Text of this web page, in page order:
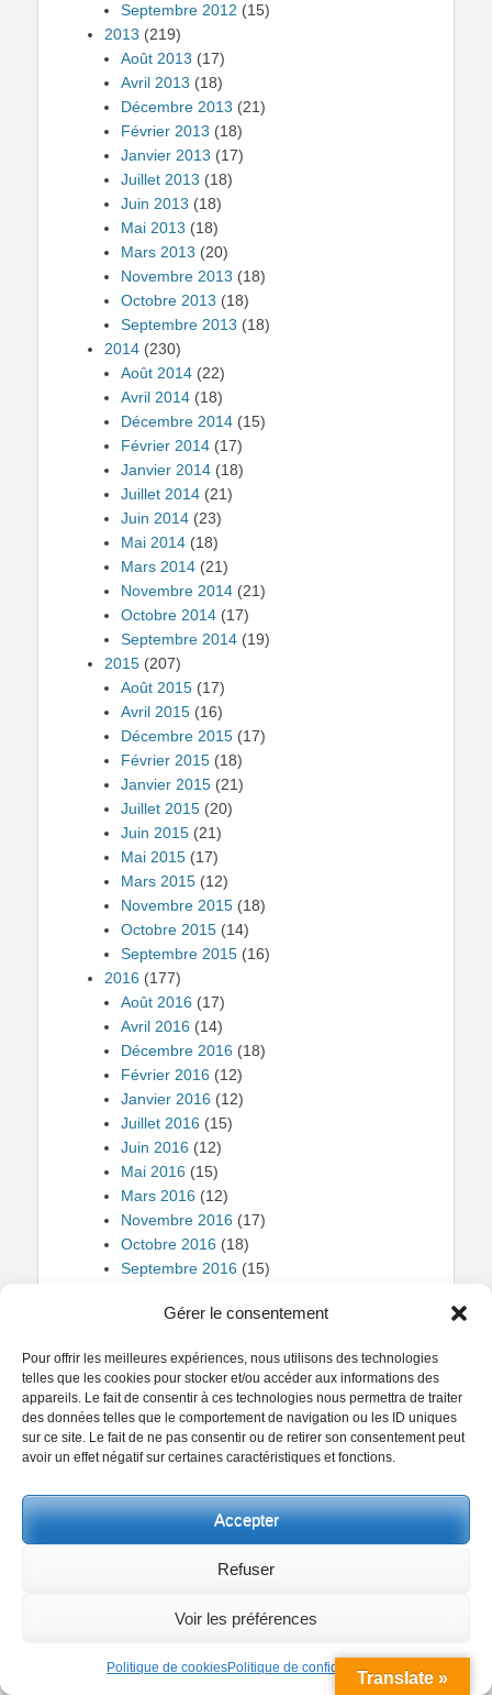
Gérer le consentement
Pour offrir les meilleures expériences, nous utilisons des technologies
telles que les cookies pour stocker et/ou accéder aux informations des
appareils. Le fait de consentir à ces technologies nous permettra de traiter
des données telles que le comportement de navigation ou les ID uniques
sur ce site. Le fait de ne pas consentir ou de retirer son consentement peut
avoir un effet négatif sur certaines caractéristiques et fonctions.
Accepter
Refuser
Voir les préférences
Politique de cookiesPolitique de confidentialité
Septembre 2012 (15)
2013 (219)
Août 2013 (17)
Avril 2013 (18)
Décembre 2013 (21)
Février 2013 (18)
Janvier 2013 (17)
Juillet 2013 (18)
Juin 2013 (18)
Mai 2013 (18)
Mars 2013 (20)
Novembre 2013 (18)
Octobre 2013 (18)
Septembre 2013 (18)
2014 (230)
Août 2014 (22)
Avril 2014 (18)
Décembre 2014 (15)
Février 2014 (17)
Janvier 2014 (18)
Juillet 2014 (21)
Juin 2014 (23)
Mai 2014 (18)
Mars 2014 (21)
Novembre 2014 (21)
Octobre 2014 (17)
Septembre 2014 (19)
2015 (207)
Août 2015 (17)
Avril 2015 (16)
Décembre 2015 (17)
Février 2015 (18)
Janvier 2015 (21)
Juillet 2015 (20)
Juin 2015 (21)
Mai 2015 (17)
Mars 2015 (12)
Novembre 2015 (18)
Octobre 2015 (14)
Septembre 2015 (16)
2016 (177)
Août 2016 (17)
Avril 2016 (14)
Décembre 2016 (18)
Février 2016 (12)
Janvier 2016 (12)
Juillet 2016 (15)
Juin 2016 (12)
Mai 2016 (15)
Mars 2016 (12)
Novembre 2016 (17)
Octobre 2016 (18)
Septembre 2016 (15)
Août 2017(15)
Décembre 2017(12)
Février 2017
(12)
Janvier 2017(9)
Juillet 2017(12)
Juin 2017(15)
Mars 2017(11)
(15)
(9)
Décembre 2018(27) Translate »